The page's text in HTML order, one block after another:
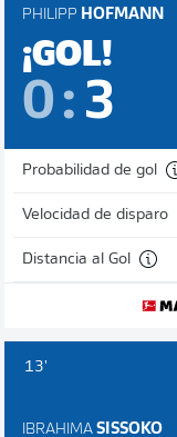
PHILIPP HOFMANN
¡GOL!
0 : 3
Probabilidad de gol
Velocidad de disparo
Distancia al Gol
13'
IBRAHIMA SISSOKO